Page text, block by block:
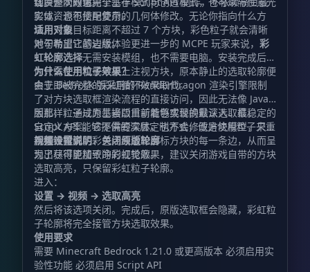
实体，也不使用复杂的几何体修改。无论你指向什么方
块，只要目标距离不超过 7 个方块，彩色粒子就会清晰
地勾勒出它的边缘。
影或资源包搭配使用。
适用对象
对于希望让基岩版体验更进一步的 MCPE 玩家来说， 彩
虹轮廓选择无需安装模组，也不需要电脑。安装完成后，
你只需在手机或平板上注视方块，原本静止的选取轮廓便
会立即被完整的彩虹循环效果取代。
为什么使用粒子效果？
由于 Bedrock 版采用的 RenderDragon 渲染引擎限制
了对方块选取框渲染流程的直接访问，因此无法像 Java
版那样，通过原生接口重新着色或替换默认选取框。
Script API 能够提供的深层定制方式，便是使用粒子来重
新描绘轮廓。
因此，粒子成为基岩版目前能够实现的最深入、最稳定的
自定义方案。它不需要实体，也不会修改方块模型，只会
用整齐排列的彩色点线追踪目标方块的每一条边，从而呈
现出尽可能精致的彩虹轮廓。
视频设置说明：关闭原版轮廓
为了获得更加干净的视觉效果，建议关闭游戏自带的方块
选取高亮，只保留彩虹粒子轮廓。
进入：
设置 → 视频 → 选取高亮
然后将该选项关闭。完成后，原版选取框会隐藏，彩虹粒
子轮廓将完全接管方块选取效果。
使用要求
需要 Minecraft Bedrock 1.21.0 或更高版本 必须启用实
验性功能 必须启用 Script API